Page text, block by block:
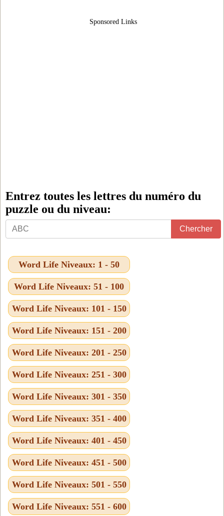
Sponsored Links
Entrez toutes les lettres du numéro du
puzzle ou du niveau:
Entrez
toutes
les
lettres
du
numéro
du
puzzle
ou
du
niveau:
Chercher
Word Life Niveaux: 1 - 50
Word Life Niveaux: 51 - 100
Word Life Niveaux: 101 - 150
Word Life Niveaux: 151 - 200
Word Life Niveaux: 201 - 250
Word Life Niveaux: 251 - 300
Word Life Niveaux: 301 - 350
Word Life Niveaux: 351 - 400
Word Life Niveaux: 401 - 450
Word Life Niveaux: 451 - 500
Word Life Niveaux: 501 - 550
Word Life Niveaux: 551 - 600